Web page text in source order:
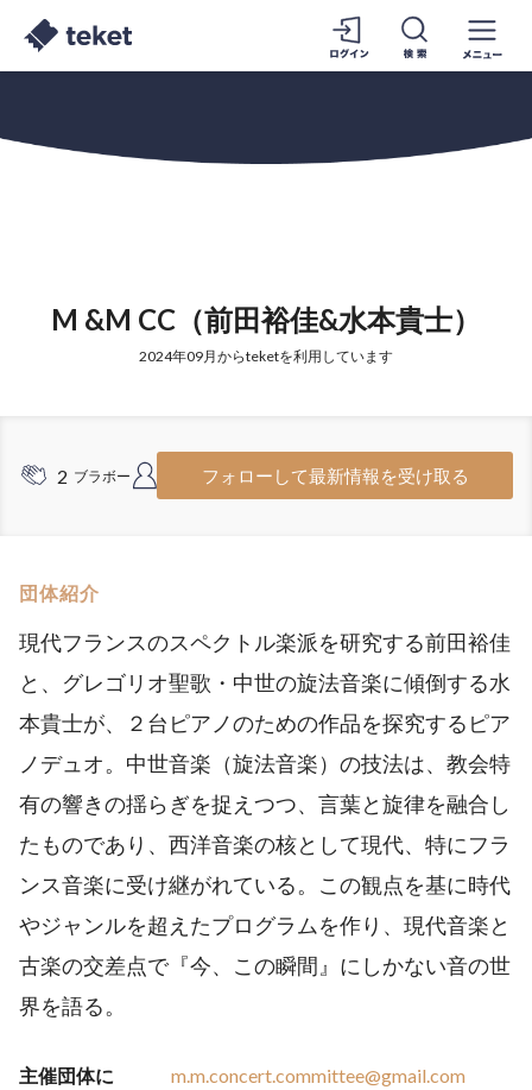
M &M CC（前田裕佳&水本貴士）
2024年09月からteketを利用しています
2 ブラボー フォロワー
フォローして最新情報を受け取る
団体紹介
現代フランスのスペクトル楽派を研究する前田裕佳
と、グレゴリオ聖歌・中世の旋法音楽に傾倒する水
本貴士が、２台ピアノのための作品を探究するピア
ノデュオ。中世音楽（旋法音楽）の技法は、教会特
有の響きの揺らぎを捉えつつ、言葉と旋律を融合し
たものであり、西洋音楽の核として現代、特にフラ
ンス音楽に受け継がれている。この観点を基に時代
やジャンルを超えたプログラムを作り、現代音楽と
古楽の交差点で『今、この瞬間』にしかない音の世
界を語る。
主催団体に
m.m.concert.committee@gmail.com